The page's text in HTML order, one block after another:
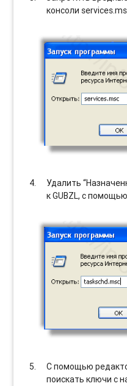
консоли
Удалить
к GUBZL, с
С помощью
поискать ключи с